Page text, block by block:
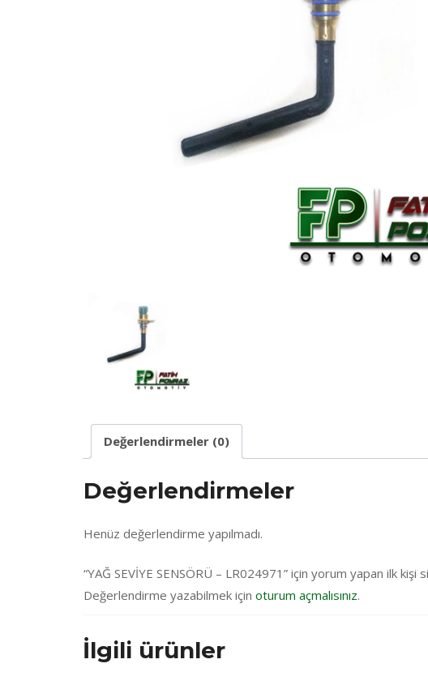
Değerlendirmeler (0)
Değerlendirmeler
Henüz değerlendirme yapılmadı.
“YAĞ SEVİYE SENSÖRÜ – LR024971” için yorum yapan ilk kişi
Değerlendirme yazabilmek için oturum açmalısınız.
İlgili ürünler